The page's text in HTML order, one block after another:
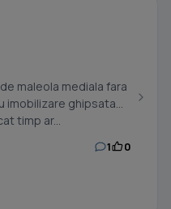
maleola mediala fara
imobilizare ghipsata
timp ar...
1 0